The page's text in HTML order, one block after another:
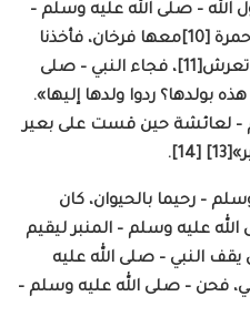
الله – صلى الله عليه وسلم –
في سفر، فانطلق لحاجته، فرأينا حمرة [10]معها فرخان، فأخذنا
فرخيها، فجاءت الحمرة فجعلت تعرش[11]، فجاء النبي – صلى
بولدها؟ ردوا ولدها إليها».
– لعائشة حين قست على بعير
– رحيما بالحيوان، كان
الله عليه وسلم – المنبر ليقيم
النبي – صلى الله عليه
فحن – صلى الله عليه وسلم –